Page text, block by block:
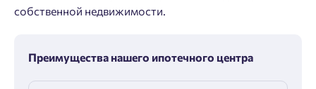
собственной недвижимости.
Преимущества нашего ипотечного центра